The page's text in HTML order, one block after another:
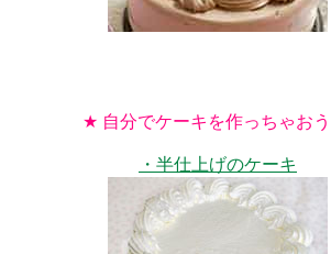
★ 自分でケーキを作っちゃお
・半仕上げのケーキ